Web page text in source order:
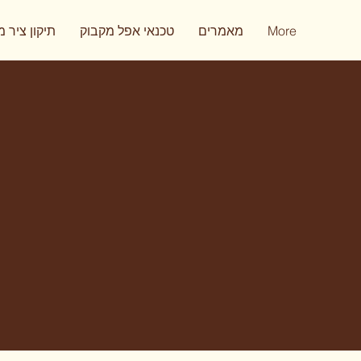
תיקון טכנאי אפל מקבוק מאמרים More